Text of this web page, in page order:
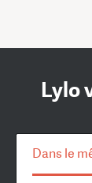
Lylo
Dans le